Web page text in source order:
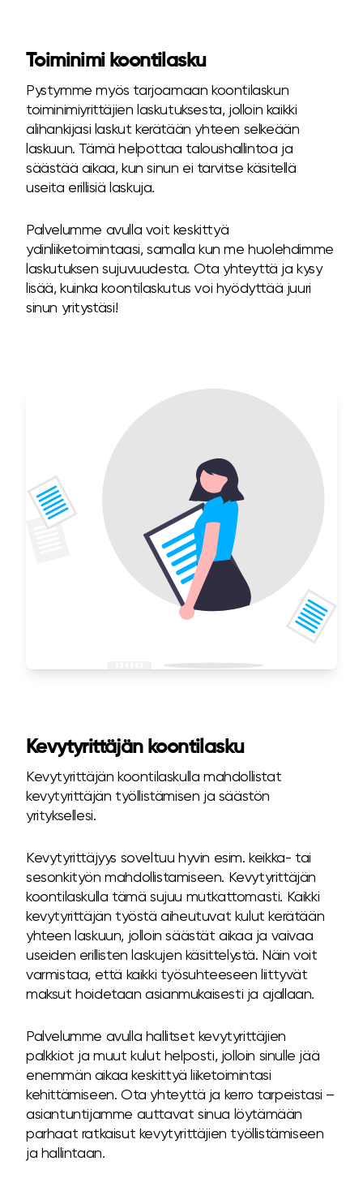
Toiminimi koontilasku
Pystymme myös tarjoamaan koontilaskun
toiminimiyrittäjien laskutuksesta, jolloin kaikki
alihankijasi laskut kerätään yhteen selkeään
laskuun. Tämä helpottaa taloushallintoa ja
säästää aikaa, kun sinun ei tarvitse käsitellä
useita erillisiä laskuja.
Palvelumme avulla voit keskittyä
ydinliiketoimintaasi, samalla kun me huolehdimme
laskutuksen sujuvuudesta. Ota yhteyttä ja kysy
lisää, kuinka koontilaskutus voi hyödyttää juuri
sinun yritystäsi!
Kevytyrittäjän koontilasku
Kevytyrittäjän koontilaskulla mahdollistat
kevytyrittäjän työllistämisen ja säästön
yrityksellesi.
Kevytyrittäjyys soveltuu hyvin esim. keikka- tai
sesonkityön mahdollistamiseen. Kevytyrittäjän
koontilaskulla tämä sujuu mutkattomasti. Kaikki
kevytyrittäjän työstä aiheutuvat kulut kerätään
yhteen laskuun, jolloin säästät aikaa ja vaivaa
useiden erillisten laskujen käsittelystä. Näin voit
varmistaa, että kaikki työsuhteeseen liittyvät
maksut hoidetaan asianmukaisesti ja ajallaan.
Palvelumme avulla hallitset kevytyrittäjien
palkkiot ja muut kulut helposti, jolloin sinulle jää
enemmän aikaa keskittyä liiketoimintasi
kehittämiseen. Ota yhteyttä ja kerro tarpeistasi –
asiantuntijamme auttavat sinua löytämään
parhaat ratkaisut kevytyrittäjien työllistämiseen
ja hallintaan.